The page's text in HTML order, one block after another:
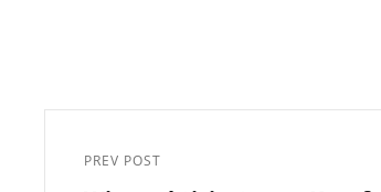
Previous
PREV POST